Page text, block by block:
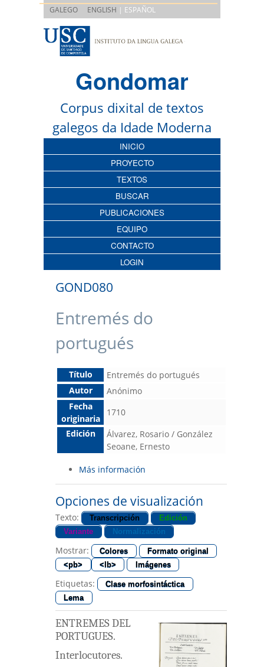
GALEGO ENGLISH | ESPAÑOL
Gondomar
Corpus dixital de textos
galegos da Idade Moderna
INICIO
PROYECTO
TEXTOS
BUSCAR
PUBLICACIONES
EQUIPO
CONTACTO
LOGIN
GOND080
Entremés do
portugués
Título
Entremés do portugués
Autor
Anónimo
Fecha
originaria
1710
Edición
Álvarez, Rosario / González
Seoane, Ernesto
Más información
Opciones de visualización
Texto: Transcripción
Edición
Variante
Normalización
Mostrar: Colores
Formato original
<pb>
<lb> Imágenes
Etiquetas:
Clase morfosintáctica
Lema
ENTREMESDEL
PORTUGUES.
Interlocutores.